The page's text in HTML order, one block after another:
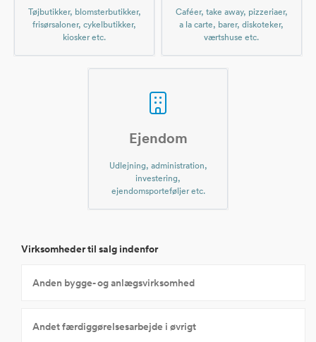
Tøjbutikker, blomsterbutikker,
frisørsaloner, cykelbutikker,
kiosker etc.
Caféer, take away, pizzeriaer,
a la carte, barer, diskoteker,
værtshuse etc.
Ejendom
Udlejning, administration,
investering,
ejendomsporteføljer etc.
Virksomheder til salg indenfor
Anden bygge- og anlægsvirksomhed
Andet færdiggørelsesarbejde i øvrigt